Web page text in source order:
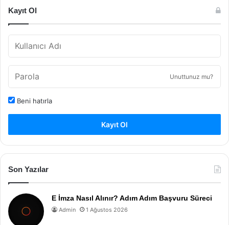
Kayıt Ol
Unuttunuz mu?
Beni hatırla
Kayıt Ol
Son Yazılar
E İmza Nasıl Alınır? Adım Adım Başvuru Süreci
Admin 1 Ağustos 2026